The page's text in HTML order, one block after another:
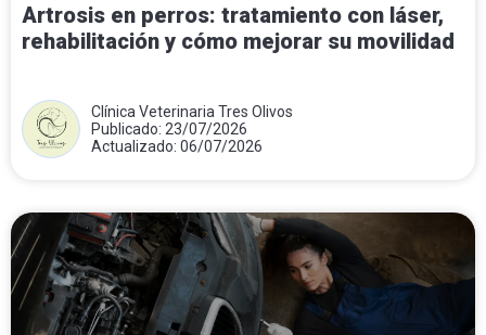
Artrosis en perros: tratamiento con láser,
rehabilitación y cómo mejorar su movilidad
Clínica Veterinaria Tres Olivos
Publicado: 23/07/2026
Actualizado: 06/07/2026